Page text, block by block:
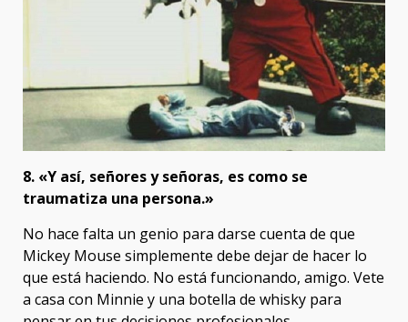
8. «Y así, señores y señoras, es como se
traumatiza una persona.»
No hace falta un genio para darse cuenta de que
Mickey Mouse simplemente debe dejar de hacer lo
que está haciendo. No está funcionando, amigo. Vete
a casa con Minnie y una botella de whisky para